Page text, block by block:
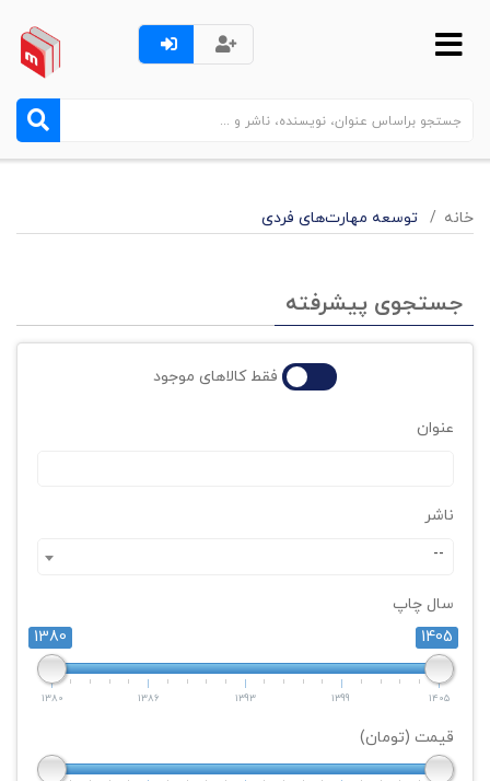
خانه توسعه مهارت‌های فردی
جستجوی پیشرفته
فقط کالاهای موجود
عنوان
ناشر
--
سال چاپ
1380
1405
1380 1386 1393 1399 1405
قیمت (تومان)